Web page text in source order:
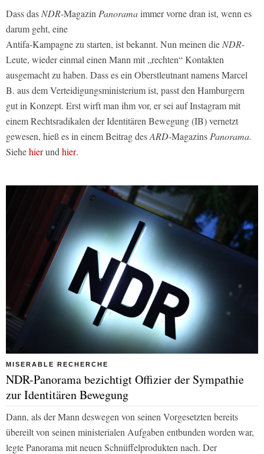
Dass das NDR-Magazin Panoramaimmer vorne dran ist, wenn es
darum geht, eine
Antifa-Kampagne zu starten, ist bekannt. Nun meinen die NDR-
Leute, wieder einmal einen Mann mit „rechten“ Kontakten
ausgemacht zu haben. Dass es ein Oberstleutnant namens Marcel
B. aus dem Verteidigungsministerium ist, passt den Hamburgern
gut in Konzept. Erst wirft man ihm vor, er sei auf Instagram mit
einem Rechtsradikalen der Identitären Bewegung (IB) vernetzt
gewesen, hieß es in einem Beitrag desARD-Magazins Panorama.
Siehehierund hier.
MISERABLE RECHERCHE
NDR-Panorama bezichtigt Offizier der Sympathie
zur Identitären Bewegung
Dann, als der Mann deswegen von seinen Vorgesetzten bereits
übereilt von seinen ministerialen Aufgaben entbunden worden war,
legtePanorama mit neuen Schnüffelprodukten nach. Der